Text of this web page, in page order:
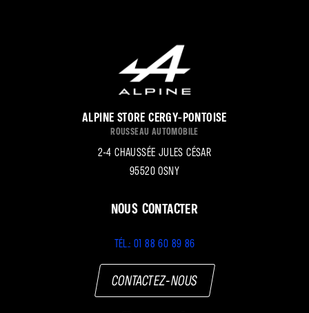
Alpine Store Cergy-Pontoise
Rousseau Automobile
2-4 chaussée Jules César
95520 Osny
Nous contacter
Tél.: 01 88 60 89 86
Contactez-nous